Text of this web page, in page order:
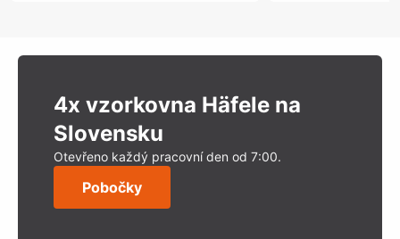
4x vzorkovna Häfele na
Slovensku
Otevřeno každý pracovní den od 7:00.
Pobočky